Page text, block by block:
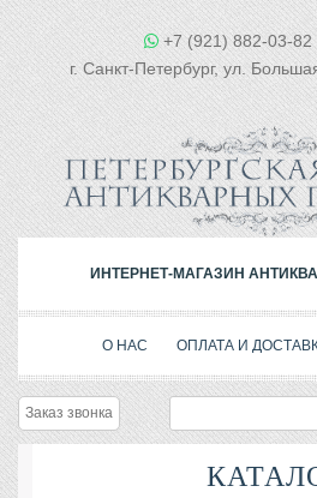
+7 (921) 882-03-82
г. Санкт-Петербург, ул.
ИНТЕРНЕТ-МАГАЗИН
О НАС ОПЛАТА И
Заказ звонка